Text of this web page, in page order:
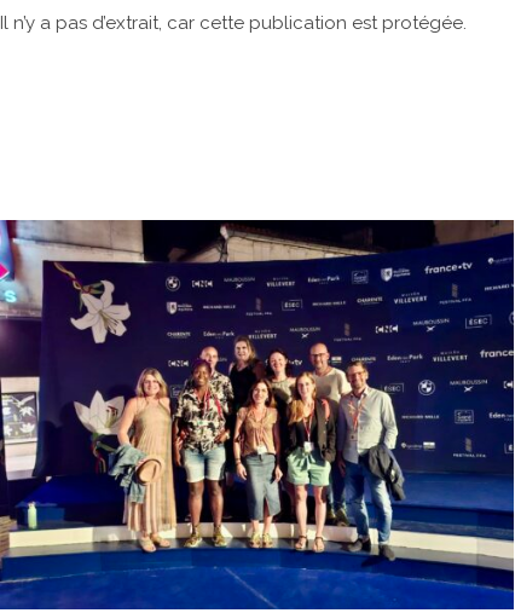
Il n’y a pas d’extrait, car cette publication est protégée.